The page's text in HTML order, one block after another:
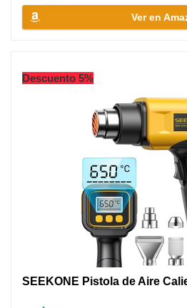
Ver en
Descuento 5%
SEEKONE Pistola de Aire